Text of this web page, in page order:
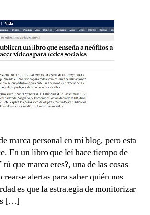
Google
en
marca
marca personal en mi blog, pero esta
En un libro que leí hace tiempo de
que marca eres?, una de las cosas
alertas para saber quién nos
es que la estrategia de monitorizar
[…]